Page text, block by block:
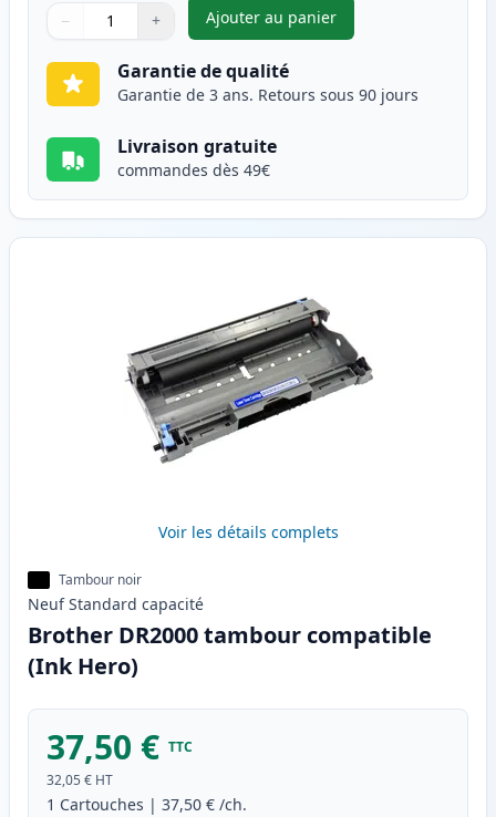
Quantité
Utilisez les boutons pour ajuster
− +
Quantité
Ajouter au panier
,Brother TN2000 toner
Garantie de qualité
Garantie de 3 ans. Retours sous 90 jours
Livraison gratuite
commandes dès 49€
Voir les détails complets
Tambour noir
Neuf Standard capacité
Brother DR2000 tambour compatible
(Ink Hero)
37,50 € TTC
32,05 € HT
1 Cartouches | 37,50 € /ch.